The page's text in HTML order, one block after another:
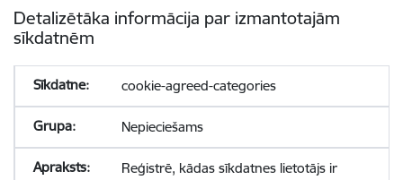
Detalizētāka informācija par izmantotajām
sīkdatnēm
cookie-agreed-categories
Nepieciešams
Reģistrē, kādas sīkdatnes lietotājs ir